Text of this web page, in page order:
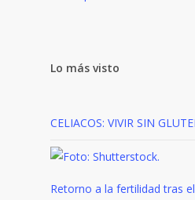
Lo más visto
CELIACOS: VIVIR SIN
Retorno a la fertilidad tras